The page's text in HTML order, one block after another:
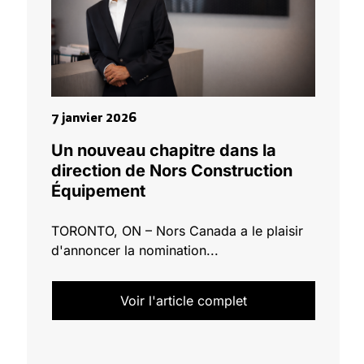
7 janvier 2026
Un nouveau chapitre dans la
direction de Nors Construction
Équipement
TORONTO, ON – Nors Canada a le plaisir
d'annoncer la nomination...
Voir l'article complet